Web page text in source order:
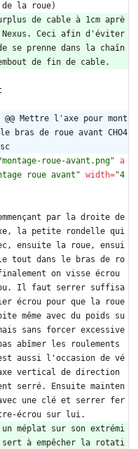
de la roue)
de cable à 1cm aprè
Nexus. Ceci afin d'éviter
se prenne dans la chaîn
de fin de cable.
@@ Mettre l'axe pour mont
bras de roue avant CHO4
roue-avant.png" a
roue avant" width="4
par la droite de
la petite rondelle qui
ensuite la roue, ensui
tout dans le bras de ro
on visse écrou
Il faut serrer suffisa
écrou pour que la roue
même avec du poids su
sans forcer excessive
abîmer les roulements
aussi l'occasion de vé
vertical de direction
serré. Ensuite mainten
une clé et serrer fer
écrou sur lui.
un méplat sur son extrémi
sert à empêcher la rotati